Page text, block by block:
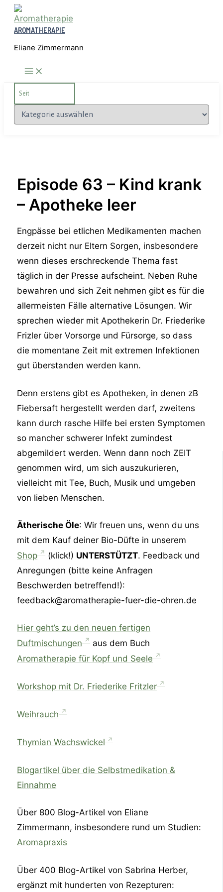
Zum
Inhalt
springen
AROMATHERAPIE
Eliane Zimmermann
for:
Kategorien
Episode 63 – Kind krank
– Apotheke leer
Engpässe bei etlichen Medikamenten machen
derzeit nicht nur Eltern Sorgen, insbesondere
wenn dieses erschreckende Thema fast
täglich in der Presse aufscheint. Neben Ruhe
bewahren und sich Zeit nehmen gibt es für die
allermeisten Fälle alternative Lösungen. Wir
sprechen wieder mit Apothekerin Dr. Friederike
Frizler über Vorsorge und Fürsorge, so dass
die momentane Zeit mit extremen Infektionen
gut überstanden werden kann.
Denn erstens gibt es Apotheken, in denen zB
Fiebersaft hergestellt werden darf, zweitens
kann durch rasche Hilfe bei ersten Symptomen
so mancher schwerer Infekt zumindest
abgemildert werden. Wenn dann noch ZEIT
genommen wird, um sich auszukurieren,
vielleicht mit Tee, Buch, Musik und umgeben
von lieben Menschen.
Ätherische Öle: Wir freuen uns, wenn du uns
mit dem Kauf deiner Bio-Düfte in unserem
Shop
(klick!) UNTERSTÜTZT. Feedback und
Anregungen (bitte keine Anfragen
Beschwerden betreffend!):
feedback@aromatherapie-fuer-die-ohren.de
Hier geht’s zu den neuen fertigen
Duftmischungen
aus dem Buch
Aromatherapie für Kopf und Seele
Workshop mit Dr. Friederike Fritzler
Weihrauch
Thymian Wachswickel
Blogartikel über die Selbstmedikation &
Einnahme
Über 800 Blog-Artikel von Eliane
Zimmermann, insbesondere rund um Studien:
Aromapraxis
Über 400 Blog-Artikel von Sabrina Herber,
ergänzt mit hunderten von Rezepturen: